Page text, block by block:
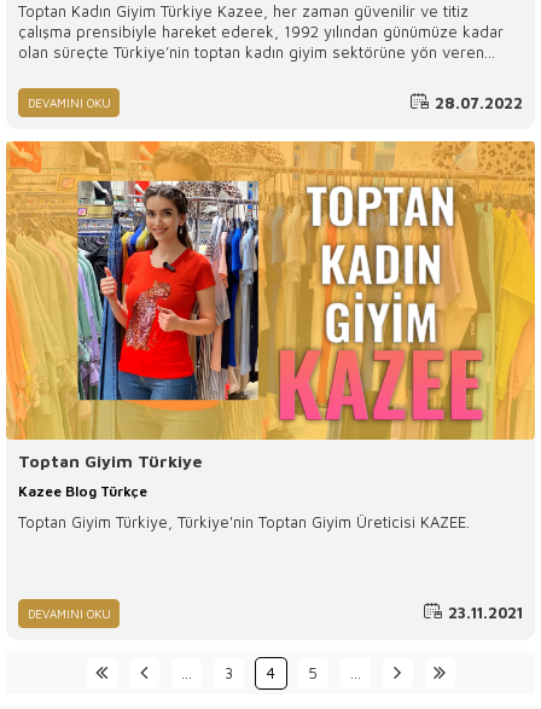
Toptan Kadın Giyim Türkiye Kazee, her zaman güvenilir ve titiz
çalışma prensibiyle hareket ederek, 1992 yılından günümüze kadar
olan süreçte Türkiye’nin toptan kadın giyim sektörüne yön veren
nabzını tutarak, mağazaların toptan giyim ihtiyaçlarını özenle karşılar.
Bu doğrultuda ise alanında uzman olan çalışma ekipleri ile tasarım,
şekilde yönetmeyi hedefler. Firmamız İstanbul merkezli olarak tüm
dünyaya toptan kadın giyim ihracatı yaparak hem yerli hem yabancı
müşterilerinin beklentilerine en uygun şekilde yanıt verir. %100 yerli
üretim ve kaliteli ürün anlayışı ile hareket eden firmamız tekstil
sektörünün yapı taşlarından biri olmayı başarır.
DEVAMINI OKU 28.07.2022
Toptan Giyim Türkiye
Kazee Blog Türkçe
Toptan Giyim Türkiye, Türkiye'nin Toptan Giyim Üreticisi KAZEE.
DEVAMINI OKU 23.11.2021
3 4 5